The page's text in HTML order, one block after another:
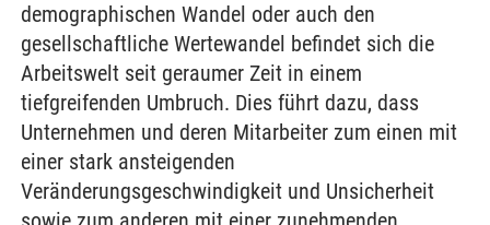
demographischen Wandel oder auch den
gesellschaftliche Wertewandel befindet sich die
Arbeitswelt seit geraumer Zeit in einem
tiefgreifenden Umbruch. Dies führt dazu, dass
Unternehmen und deren Mitarbeiter zum einen mit
einer stark ansteigenden
Veränderungsgeschwindigkeit und Unsicherheit